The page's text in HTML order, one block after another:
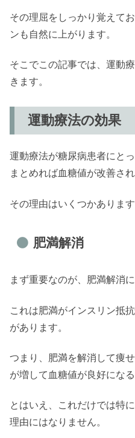
その理屈をしっかり覚えて
ンも自然に上がります。
そこでこの記事では、運動
きます。
運動療法の効果
運動療法が糖尿病患者にと
まとめれば血糖値が改善さ
その理由はいくつかあります
肥満解消
まず重要なのが、肥満解消
これは肥満がインスリン抵
があります。
つまり、肥満を解消して痩
が増して血糖値が良好になる
とはいえ、これだけでは特
理由にはなりません。